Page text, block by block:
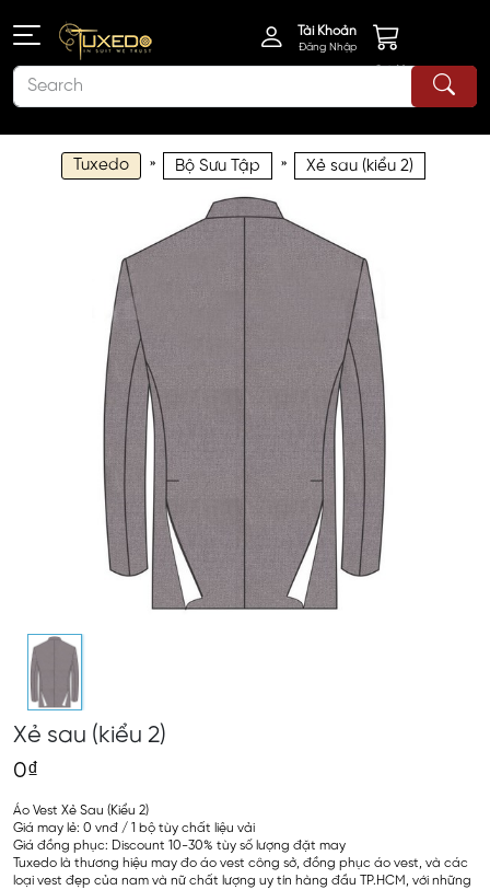
Tài Khoản
Đăng Nhập
Giỏ Hàng
Tuxedo » Bộ Sưu Tập » Xẻ sau (kiểu 2)
Xẻ sau (kiểu 2)
0₫
Áo Vest Xẻ Sau (Kiểu 2)
Giá may lẻ: 0 vnđ / 1 bộ tùy chất liệu vải
Giá đồng phục: Discount 10-30% tùy số lượng đặt may
Tuxedo là thương hiệu may đo áo vest công sở, đồng phục áo vest, và các
loại vest đẹp của nam và nữ chất lượng uy tín hàng đầu TP.HCM, với những